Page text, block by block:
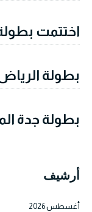
اختتمت
بطولة
بطولة جدة
أرشيف
أغسطس 2026